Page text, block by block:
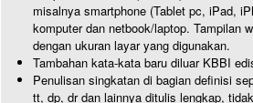
misalnya smartphone (Tablet pc, iPad,
komputer dan netbook/laptop. Tampilan
dengan ukuran layar yang digunakan.
Tambahan kata-kata baru diluar KBBI
Penulisan singkatan di bagian definisi
tt, dp, dr dan lainnya ditulis lengkap,